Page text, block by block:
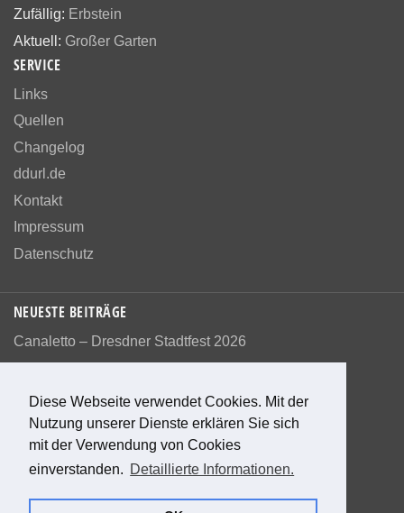
Diese Webseite verwendet Cookies. Mit der
Nutzung unserer Dienste erklären Sie sich
mit der Verwendung von Cookies
einverstanden. Detaillierte Informationen.
Zufällig: Erbstein
Aktuell: Großer Garten
SERVICE
Links
Quellen
Changelog
ddurl.de
Kontakt
Impressum
Datenschutz
NEUESTE BEITRÄGE
Canaletto – Dresdner Stadtfest 2026
Bewerte diese Seite